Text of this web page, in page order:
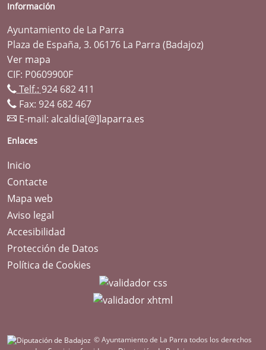
Información
Ayuntamiento de La Parra
Plaza de España, 3. 06176 La Parra (Badajoz)
Ver mapa
CIF: P0609900F
Telf.: 924 682 411
Fax: 924 682 467
E-mail: alcaldia[@]laparra.es
Enlaces
Inicio
Contacte
Mapa web
Aviso legal
Accesibilidad
Protección de Datos
Política de Cookies
© Ayuntamiento de La Parra todos los derechos